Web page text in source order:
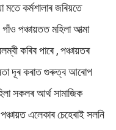
মতে কৰ্মশালাৰ জৰিয়তে
পঞ্চায়তত মহিলা আত্মা
কৰিব পাৰে , পঞ্চায়তৰ
দূৰ কৰাত গুৰুত্ব আৰোপ
সকলৰ আৰ্থ সামাজিক
এলেকাৰ চেহেৰাই সলনি